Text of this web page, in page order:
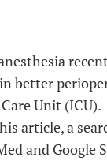
better
Unit (ICU).
article, a
and Google